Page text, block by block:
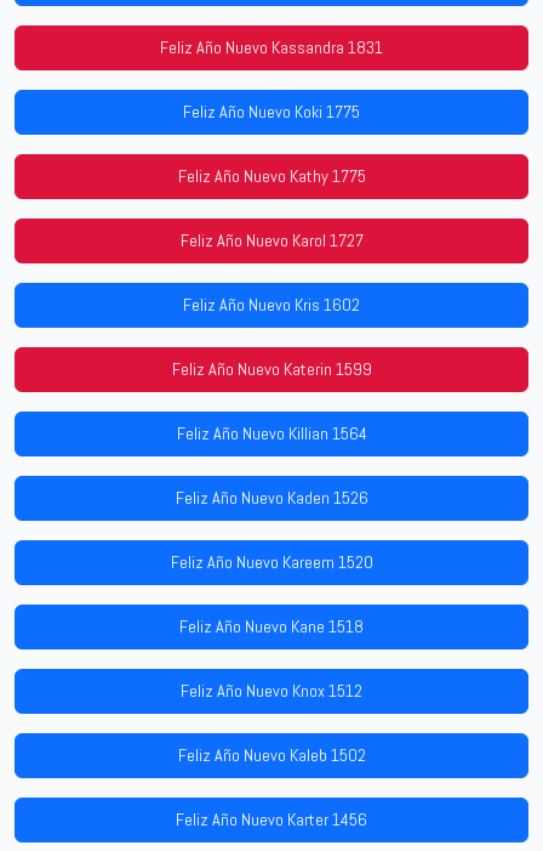
Feliz Año Nuevo Kassandra 1831
Feliz Año Nuevo Koki 1775
Feliz Año Nuevo Kathy 1775
Feliz Año Nuevo Karol 1727
Feliz Año Nuevo Kris 1602
Feliz Año Nuevo Katerin 1599
Feliz Año Nuevo Killian 1564
Feliz Año Nuevo Kaden 1526
Feliz Año Nuevo Kareem 1520
Feliz Año Nuevo Kane 1518
Feliz Año Nuevo Knox 1512
Feliz Año Nuevo Kaleb 1502
Feliz Año Nuevo Karter 1456